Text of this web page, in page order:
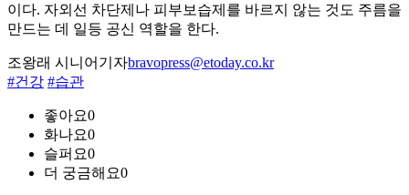
이다. 자외선 차단제나 피부보습제를 바르지 않는 것도 주름을
만드는 데 일등 공신 역할을 한다.
조왕래 시니어기자bravopress@etoday.co.kr
#건강 #습관
좋아요0
화나요0
슬퍼요0
더 궁금해요0